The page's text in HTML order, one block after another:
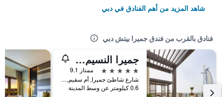
شاهد المزيد من أهم الفنادق في دبي
فنادق بالقرب من فندق جميرا بيتش دبي
جميرا النسيم دبي
5 نجوم
ممتاز 9.1
شارع شاطئ جميرا, أم سقيم, دبي, الامارات العربية المتحدة
0.6 كيلومتر عن وسط المدينة